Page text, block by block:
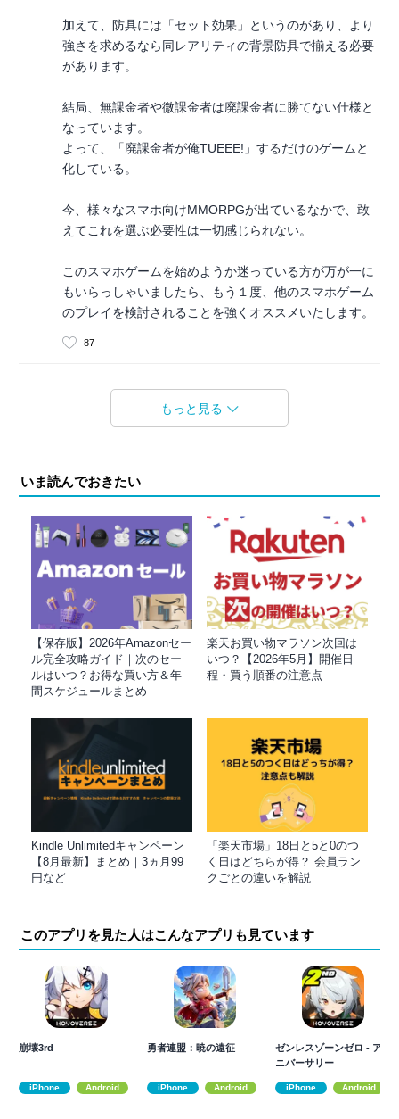
加えて、防具には「セット効果」というのがあり、より
強さを求めるなら同レアリティの背景防具で揃える必要
があります。
結局、無課金者や微課金者は廃課金者に勝てない仕様と
なっています。
よって、「廃課金者が俺TUEEE!」するだけのゲームと
化している。
今、様々なスマホ向けMMORPGが出ているなかで、敢
えてこれを選ぶ必要性は一切感じられない。
このスマホゲームを始めようか迷っている方が万が一に
もいらっしゃいましたら、もう１度、他のスマホゲーム
のプレイを検討されることを強くオススメいたします。
87
もっと見る
いま読んでおきたい
【保存版】2026年Amazonセー
ル完全攻略ガイド｜次のセー
ルはいつ？お得な買い方＆年
間スケジュールまとめ
楽天お買い物マラソン次回は
いつ？【2026年5月】開催日
程・買う順番の注意点
Kindle Unlimitedキャンペーン
【8月最新】まとめ｜3ヵ月99
円など
「楽天市場」18日と5と0のつ
く日はどちらが得？ 会員ラン
クごとの違いを解説
このアプリを見た人はこんなアプリも見ています
崩壊3rd
iPhone Android
勇者連盟：暁の遠征
iPhone Android
ゼンレスゾーンゼロ - ア
ニバーサリー
iPhone Android